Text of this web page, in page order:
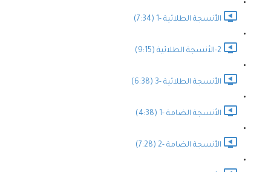
الأنسجة الطلائية -1 (7:34)
2-الأنسجة الطلائية (9:15)
الأنسجة الطلائية -3 (6:38)
الأنسجة الضامة -1 (4:38)
الأنسجة الضامة -2 (7:28)